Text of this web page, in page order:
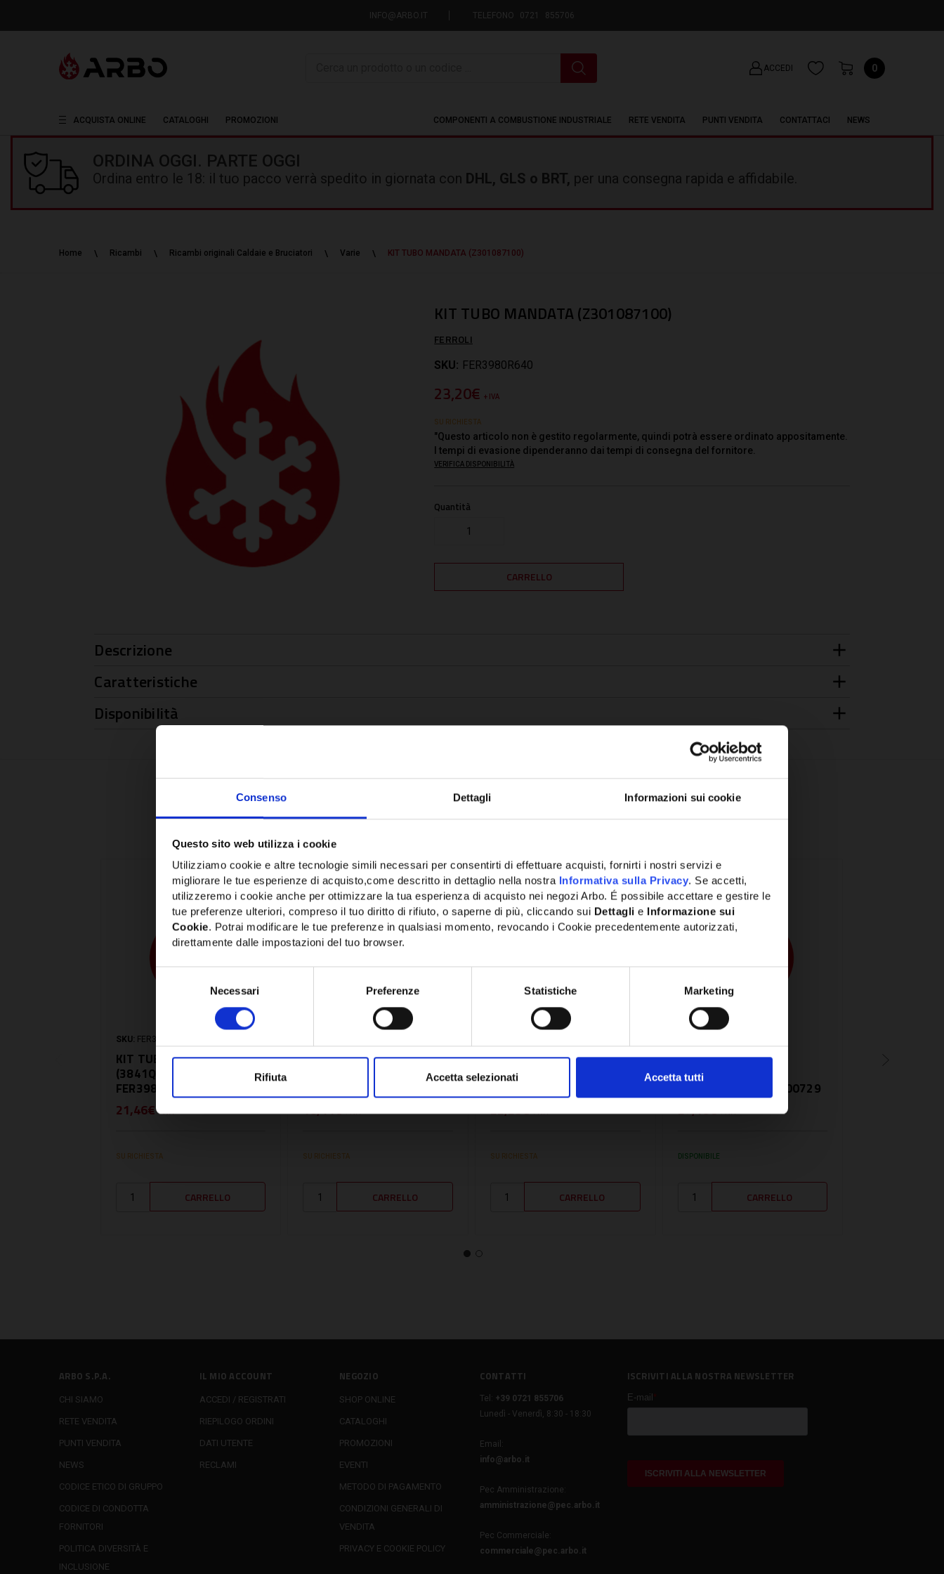
Consenso Dettagli Informazioni sui cookie
Questo sito web utilizza i cookie
Utilizziamo cookie e altre tecnologie simili necessari per consentirti di effettuare acquisti, fornirti i nostri servizi e
migliorare le tue esperienze di acquisto,come descritto in dettaglio nella nostra Informativa sulla Privacy. Se accetti,
utilizzeremo i cookie anche per ottimizzare la tua esperienza di acquisto nei negozi Arbo. É possibile accettare e gestire le
tue preferenze ulteriori, compreso il tuo diritto di rifiuto, o saperne di più, cliccando sui Dettagli e Informazione sui
Cookie. Potrai modificare le tue preferenze in qualsiasi momento, revocando i Cookie precedentemente autorizzati,
direttamente dalle impostazioni del tuo browser.
Necessari Preferenze Statistiche Marketing
Rifiuta Accetta selezionati Accetta tutti
INFO@ARBO.IT TELEFONO 0721 855706
ACCEDI 0
ACQUISTA ONLINE CATALOGHI PROMOZIONI COMPONENTI A COMBUSTIONE INDUSTRIALE RETE VENDITA PUNTI VENDITA CONTATTACI NEWS
ORDINA OGGI. PARTE OGGI
Ordina entro le 18: il tuo pacco verrà spedito in giornata con DHL, GLS o BRT, per una consegna rapida e affidabile.
Home Ricambi Ricambi originali Caldaie e Bruciatori Varie KIT TUBO MANDATA (Z301087100)
KIT TUBO MANDATA (Z301087100)
FERROLI
SKU: FER3980R640
23,20€+ IVA
SU RICHIESTA
"Questo articolo non è gestito regolarmente, quindi potrà essere ordinato appositamente.
I tempi di evasione dipenderanno dai tempi di consegna del fornitore.
VERIFICA DISPONIBILITÀ
Quantità
Descrizione
Caratteristiche
Disponibilità
SKU: FER3980N520
KIT TUBO DI MANDATA
(3841Q970) -
FER3980N520
21,46€+ IVA
SU RICHIESTA
KIT TUBO DI MANDATA
18,44€+ IVA
SU RICHIESTA
KIT TUBO DI MANDATA
(3841Q970) - LA3980N520
22,29€+ IVA
SU RICHIESTA
KIT SOSTITUZIONE
TERMINALE TUBO
MANDATA - RAD65-00729
27,18€+ IVA
DISPONIBILE
TUBO
ARBO S.P.A.
CHI SIAMO
RETE VENDITA
PUNTI VENDITA
NEWS
CODICE ETICO DI GRUPPO
CODICE DI CONDOTTA
FORNITORI
POLITICA DIVERSITÀ E
INCLUSIONE
IL MIO ACCOUNT
ACCEDI / REGISTRATI
RIEPILOGO ORDINI
DATI UTENTE
RECLAMI
NEGOZIO
SHOP ONLINE
CATALOGHI
PROMOZIONI
EVENTI
METODO DI PAGAMENTO
CONDIZIONI GENERALI DI
VENDITA
PRIVACY E COOKIE POLICY
CONTATTI
Tel:
+39 0721 855706
Lunedì - Venerdì, 8:30 - 18:30
Email:
info@arbo.it
Pec Amministrazione:
amministrazione@pec.arbo.it
Pec Commerciale:
commerciale@pec.arbo.it
ISCRIVITI ALLA NOSTRA NEWSLETTER